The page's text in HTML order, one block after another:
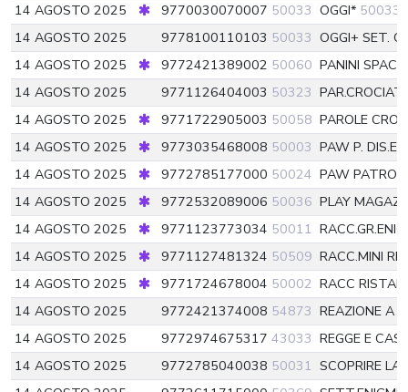
14 AGOSTO 2025
9770030070007 50033 OGGI* 50033
14 AGOSTO 2025
9778100110103 50033 OGGI+ SET.
14 AGOSTO 2025
9772421389002 50060 PANINI SPACE
14 AGOSTO 2025
9771126404003 50323
14 AGOSTO 2025
9771722905003 50058 PAROLE
14 AGOSTO 2025
9773035468008 50003 PAW P. DIS.E
14 AGOSTO 2025
9772785177000 50024 PAW
14 AGOSTO 2025
9772532089006 50036 PLAY
14 AGOSTO 2025
9771123773034 50011
14 AGOSTO 2025
9771127481324 50509 RACC.MINI
14 AGOSTO 2025
9771724678004 50002 RACC
14 AGOSTO 2025
9772421374008 54873 REAZIONE A
14 AGOSTO 2025
9772974675317 43033 REGGE E
14 AGOSTO 2025
9772785040038 50031 SCOPRIRE